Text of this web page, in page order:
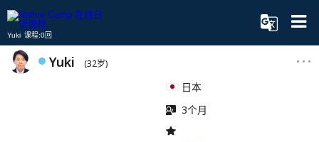
Yuki 课程:0回
Yuki (32岁)
日本
3个月